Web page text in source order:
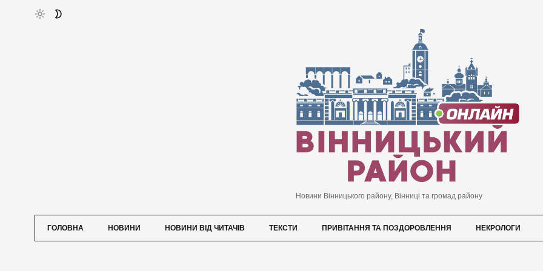
Новини Вінницького району, Вінниці та громад району
ГОЛОВНА НОВИНИ НОВИНИ ВІД ЧИТАЧІВ ТЕКСТИ ПРИВІТАННЯ ТА ПОЗДОРОВЛЕННЯ НЕКРОЛОГИ